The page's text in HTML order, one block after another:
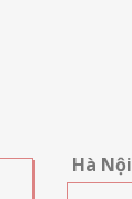
Hà Nội